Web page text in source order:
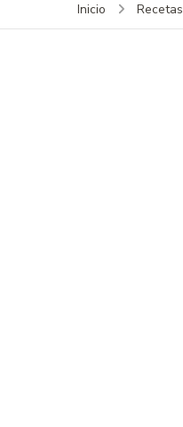
Inicio Recetas